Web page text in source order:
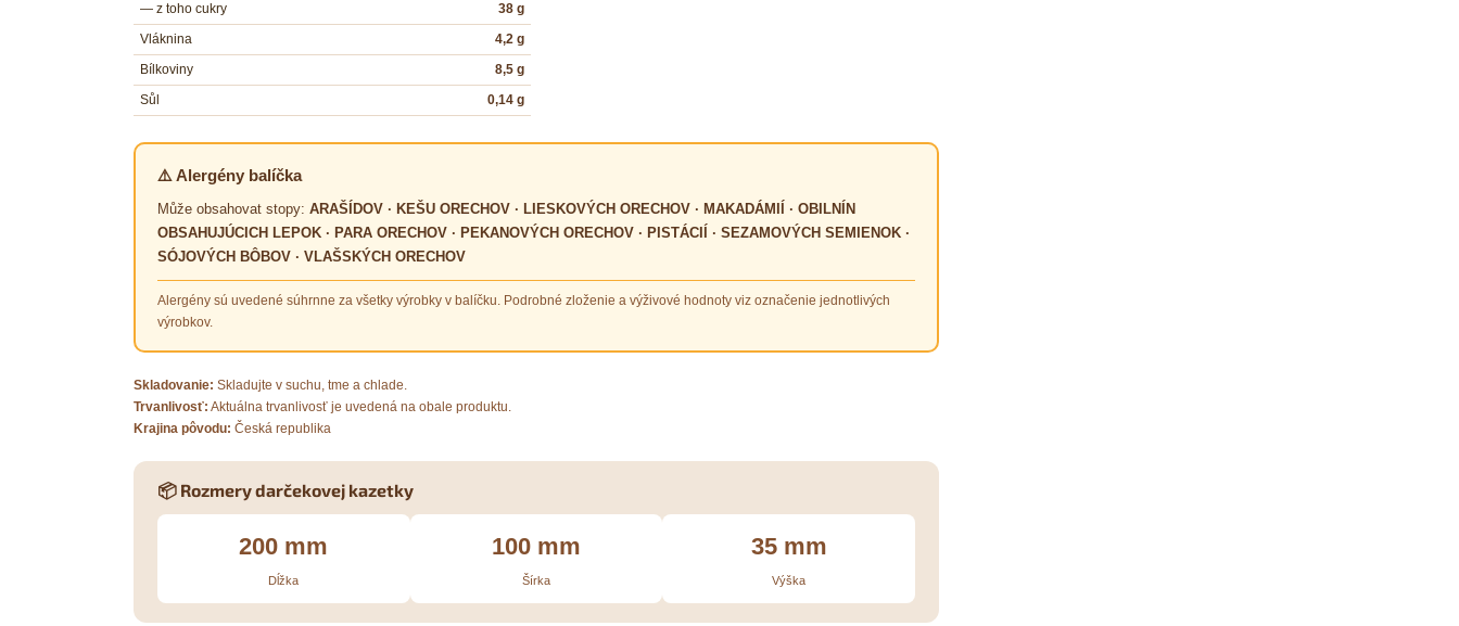
— z toho cukry
38 g
Vláknina
4,2 g
Bílkoviny
8,5 g
Sůl
0,14 g
⚠️ Alergény balíčka
Může obsahovat stopy: ARAŠÍDOV · KEŠU ORECHOV · LIESKOVÝCH ORECHOV · MAKADÁMIÍ · OBILNÍN
OBSAHUJÚCICH LEPOK · PARA ORECHOV · PEKANOVÝCH ORECHOV · PISTÁCIÍ · SEZAMOVÝCH SEMIENOK ·
SÓJOVÝCH BÔBOV · VLAŠSKÝCH ORECHOV
Alergény sú uvedené súhrnne za všetky výrobky v balíčku. Podrobné zloženie a výživové hodnoty viz označenie jednotlivých
výrobkov.
Skladovanie: Skladujte v suchu, tme a chlade.
Trvanlivosť: Aktuálna trvanlivosť je uvedená na obale produktu.
Krajina pôvodu: Česká republika
📦 Rozmery darčekovej kazetky
200 mm
Dĺžka
100 mm
Šírka
35 mm
Výška